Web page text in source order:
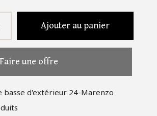
Ajouter au panier
Faire une offre
basse d'extérieur 24-Marenzo